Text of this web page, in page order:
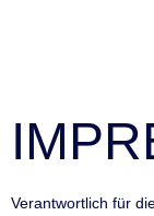
Verantwortlich für